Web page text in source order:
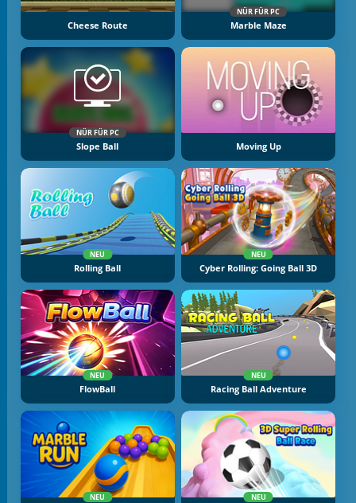
Cheese Route
NÜR FÜR PC
Marble Maze
NÜR FÜR PC
Slope Ball Moving Up
NEU
Rolling Ball
NEU
Cyber Rolling: Going Ball 3D
NEU
FlowBall
NEU
Racing Ball Adventure
NEU NEU